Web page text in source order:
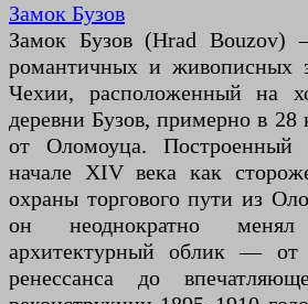
Замок Бузов
Замок Бузов (Hrad
романтичных и живописных
Чехии, расположенный на
деревни Бузов, примерно в 28
от Оломоуца.
начале XIV века как
охраны торгового пути из
он неоднократно
архитектурный облик — от
ренессанса до